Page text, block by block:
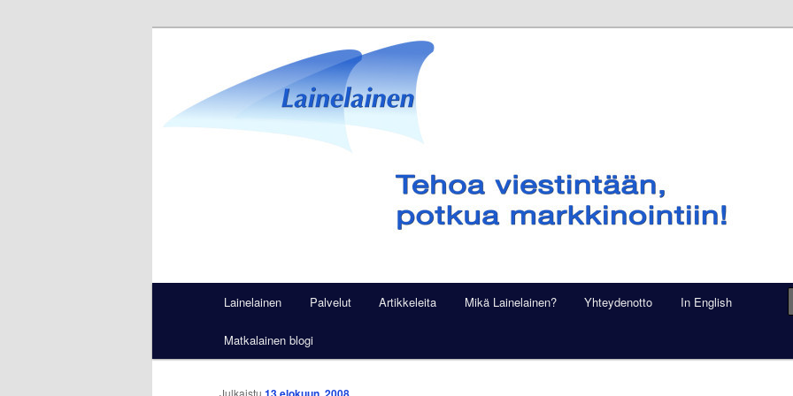
Lainelainen
Lainelainen Palvelut Artikkeleita Mikä Lainelainen? Yhteydenotto In English
Matkalainen blogi